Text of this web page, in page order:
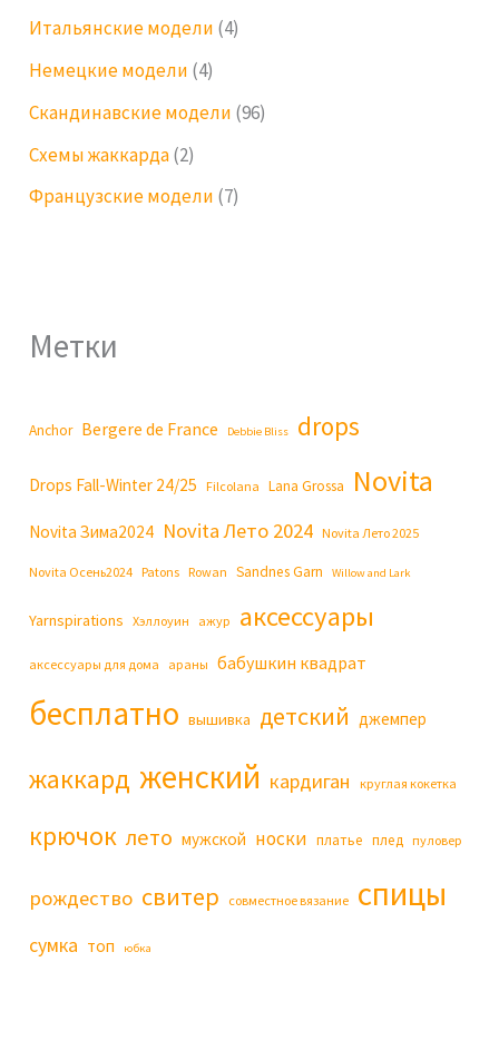
Итальянские модели (4)
Немецкие модели (4)
Скандинавские модели (96)
Схемы жаккарда(2)
Французские модели (7)
Метки
Anchor Bergere de France Debbie Bliss drops
Drops Fall-Winter 24/25 Filcolana Lana Grossa Novita
Novita Зима2024 Novita Лето 2024 Novita Лето 2025
Novita Осень2024 Patons Rowan Sandnes Garn Willow and Lark
Yarnspirations Хэллоуин ажур аксессуары
аксессуары для дома араны бабушкин квадрат
бесплатно вышивка детский джемпер
жаккард женский кардиган круглая кокетка
крючок лето мужской носки платье плед пуловер
рождество свитер совместное вязание спицы
сумка топ юбка